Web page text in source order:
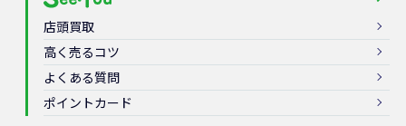
店頭買取
高く売るコツ
よくある質問
ポイントカード